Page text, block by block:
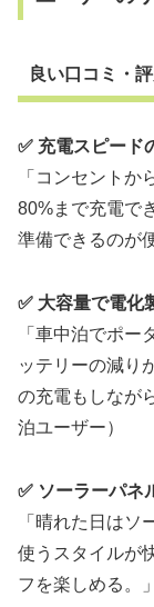
良い口コミ・評
✅ 充電スピード
「コンセント
80%まで充電で
準備できるのが
✅ 大容量で電化
「車中泊でポ
ッテリーの減り
の充電もしなが
泊ユーザー）
✅ ソーラーパネ
「晴れた日はソ
使うスタイルが
フを楽しめる。